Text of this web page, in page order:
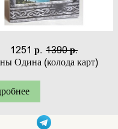
1251 р. 1390 р.
Одина (колода карт)